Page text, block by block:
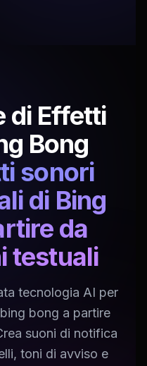
di Effetti
Bong
sonori
di Bing
da
testuali
tecnologia AI per
bong a partire
suoni di notifica
toni di avviso e